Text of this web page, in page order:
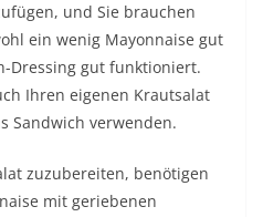
und Sie brauchen
ein wenig Mayonnaise gut
Dressing gut funktioniert.
Ihren eigenen Krautsalat
Sandwich verwenden.
zuzubereiten, benötigen
mit geriebenen